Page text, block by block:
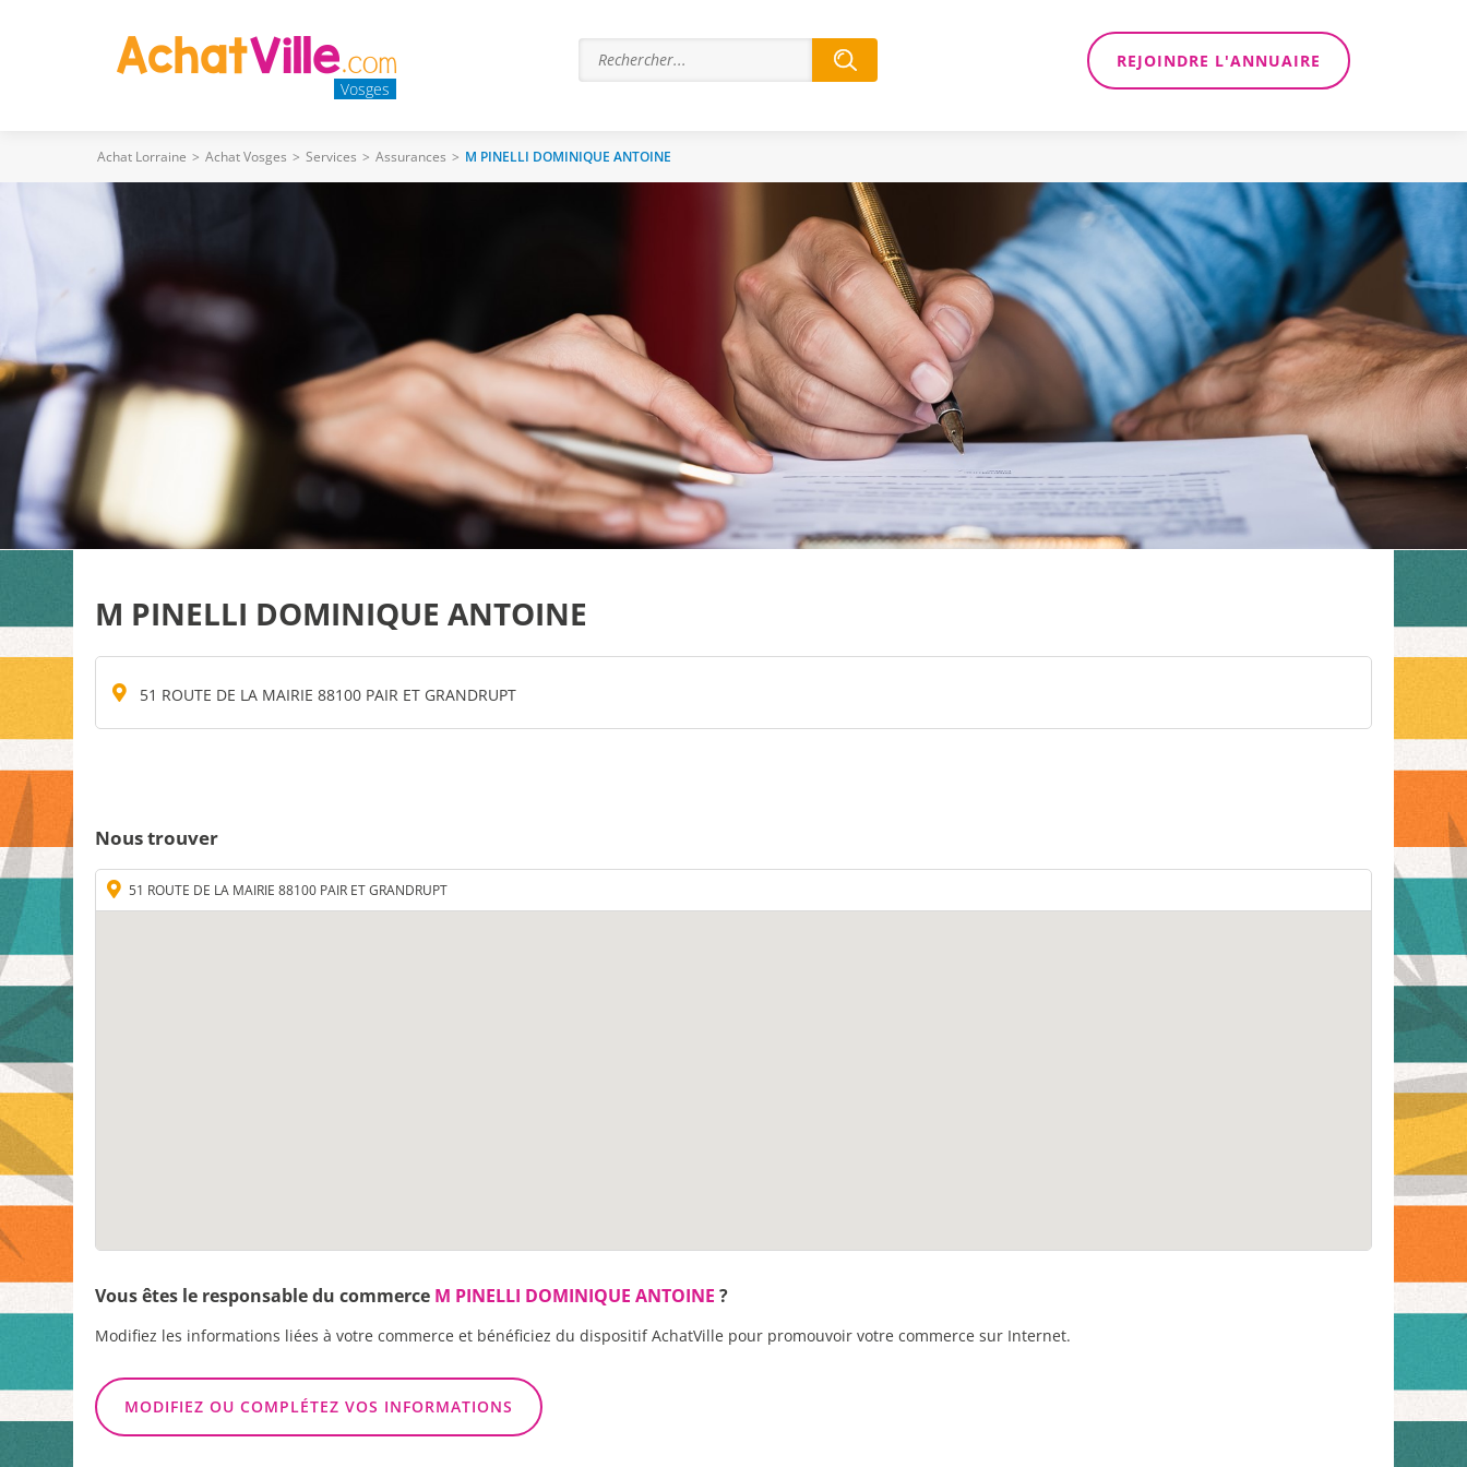
Vosges
REJOINDRE L'ANNUAIRE
Achat Lorraine > Achat Vosges > Services > Assurances > M PINELLI DOMINIQUE ANTOINE
M PINELLI DOMINIQUE ANTOINE
51 ROUTE DE LA MAIRIE 88100 PAIR ET GRANDRUPT
Nous trouver
51 ROUTE DE LA MAIRIE 88100 PAIR ET GRANDRUPT
Vous êtes le responsable du commerce M PINELLI DOMINIQUE ANTOINE ?
Modifiez les informations liées à votre commerce et bénéficiez du dispositif AchatVille pour promouvoir votre commerce sur Internet.
MODIFIEZ OU COMPLÉTEZ VOS INFORMATIONS